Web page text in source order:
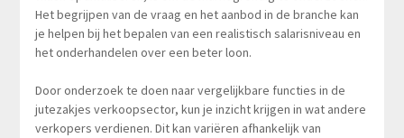
Het begrijpen van de vraag en het aanbod in de branche kan
je helpen bij het bepalen van een realistisch salarisniveau en
het onderhandelen over een beter loon.
Door onderzoek te doen naar vergelijkbare functies in de
jutezakjes verkoopsector, kun je inzicht krijgen in wat andere
verkopers verdienen. Dit kan variëren afhankelijk van